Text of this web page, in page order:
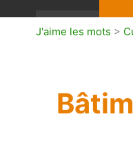
J'aime les mots >